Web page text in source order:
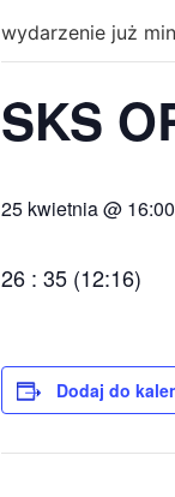
wydarzenie już
SKS
25 kwietnia @ 16:00
26 : 35 (12:16)
Dodaj do